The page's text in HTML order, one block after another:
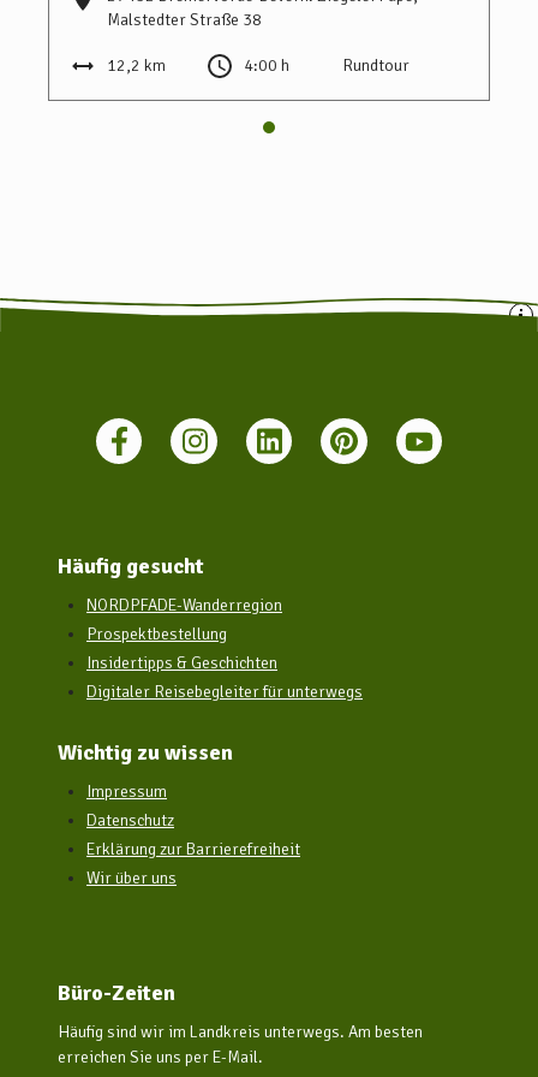
Infos hierzu finden Sie unter www.vnn.de
Malstedter Straße 38
12,2 km 4:00 h Rundtour
Häufig gesucht
NORDPFADE-Wanderregion
Prospektbestellung
Insidertipps & Geschichten
Digitaler Reisebegleiter für unterwegs
Wichtig zu wissen
Impressum
Datenschutz
Erklärung zur Barrierefreiheit
Wir über uns
Büro-Zeiten
Häufig sind wir im Landkreis unterwegs. Am besten
erreichen Sie uns per E-Mail.